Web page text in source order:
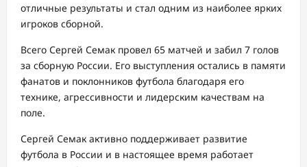
отличные результаты и стал одним из наиболее ярких
игроков сборной.
Всего Сергей Семак провел 65 матчей и забил 7 голов
за сборную России. Его выступления остались в памяти
фанатов и поклонников футбола благодаря его
технике, агрессивности и лидерским качествам на
поле.
Сергей Семак активно поддерживает развитие
футбола в России и в настоящее время работает